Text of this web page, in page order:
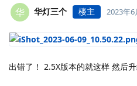
华 华灯三个 楼主 2023年6
出错了！ 2.5X版本的就这样 然后